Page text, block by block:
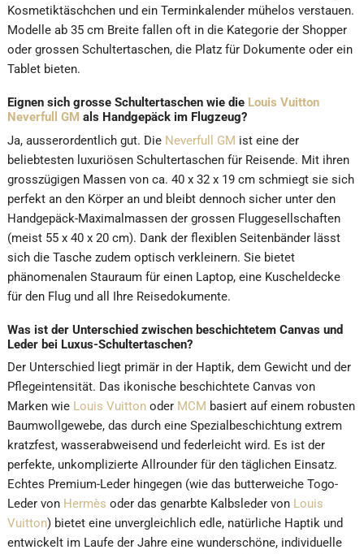
Kosmetiktäschchen und ein Terminkalender mühelos verstauen.
Modelle ab 35 cm Breite fallen oft in die Kategorie der Shopper
oder grossen Schultertaschen, die Platz für Dokumente oder ein
Tablet bieten.
Eignen sich grosse Schultertaschen wie die Louis Vuitton
Neverfull GM als Handgepäck im Flugzeug?
Ja, ausserordentlich gut. Die Neverfull GM ist eine der
beliebtesten luxuriösen Schultertaschen für Reisende. Mit ihren
grosszügigen Massen von ca. 40 x 32 x 19 cm schmiegt sie sich
perfekt an den Körper an und bleibt dennoch sicher unter den
Handgepäck-Maximalmassen der grossen Fluggesellschaften
(meist 55 x 40 x 20 cm). Dank der flexiblen Seitenbänder lässt
sich die Tasche zudem optisch verkleinern. Sie bietet
phänomenalen Stauraum für einen Laptop, eine Kuscheldecke
für den Flug und all Ihre Reisedokumente.
Was ist der Unterschied zwischen beschichtetem Canvas und
Leder bei Luxus-Schultertaschen?
Der Unterschied liegt primär in der Haptik, dem Gewicht und der
Pflegeintensität. Das ikonische beschichtete Canvas von
Marken wie Louis Vuitton oder MCM basiert auf einem robusten
Baumwollgewebe, das durch eine Spezialbeschichtung extrem
kratzfest, wasserabweisend und federleicht wird. Es ist der
perfekte, unkomplizierte Allrounder für den täglichen Einsatz.
Echtes Premium-Leder hingegen (wie das butterweiche Togo-
Leder von Hermès oder das genarbte Kalbsleder von Louis
Vuitton) bietet eine unvergleichlich edle, natürliche Haptik und
entwickelt im Laufe der Jahre eine wunderschöne, individuelle